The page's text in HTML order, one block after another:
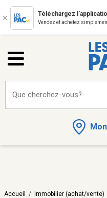
Téléchargez
Vendez et achetez
Que cherchez-vous?
Accueil / Immobilier (achat/vente)